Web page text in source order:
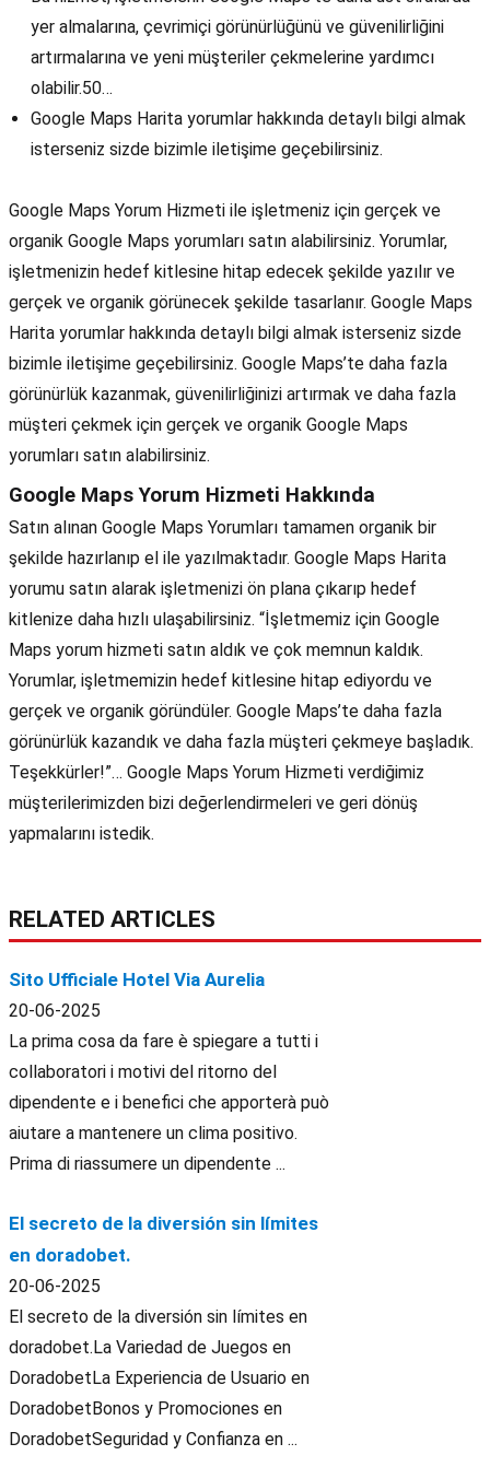
yer almalarına, çevrimiçi görünürlüğünü ve güvenilirliğini
artırmalarına ve yeni müşteriler çekmelerine yardımcı
olabilir.50…
Google Maps Harita yorumlar hakkında detaylı bilgi almak
isterseniz sizde bizimle iletişime geçebilirsiniz.
Google Maps Yorum Hizmeti ile işletmeniz için gerçek ve
organik Google Maps yorumları satın alabilirsiniz. Yorumlar,
işletmenizin hedef kitlesine hitap edecek şekilde yazılır ve
gerçek ve organik görünecek şekilde tasarlanır. Google Maps
Harita yorumlar hakkında detaylı bilgi almak isterseniz sizde
bizimle iletişime geçebilirsiniz. Google Maps’te daha fazla
görünürlük kazanmak, güvenilirliğinizi artırmak ve daha fazla
müşteri çekmek için gerçek ve organik Google Maps
yorumları satın alabilirsiniz.
Google Maps Yorum Hizmeti Hakkında
Satın alınan Google Maps Yorumları tamamen organik bir
şekilde hazırlanıp el ile yazılmaktadır. Google Maps Harita
yorumu satın alarak işletmenizi ön plana çıkarıp hedef
kitlenize daha hızlı ulaşabilirsiniz. “İşletmemiz için Google
Maps yorum hizmeti satın aldık ve çok memnun kaldık.
Yorumlar, işletmemizin hedef kitlesine hitap ediyordu ve
gerçek ve organik göründüler. Google Maps’te daha fazla
görünürlük kazandık ve daha fazla müşteri çekmeye başladık.
Teşekkürler!”… Google Maps Yorum Hizmeti verdiğimiz
müşterilerimizden bizi değerlendirmeleri ve geri dönüş
yapmalarını istedik.
RELATED ARTICLES
Sito Ufficiale Hotel Via Aurelia
20-06-2025
La prima cosa da fare è spiegare a tutti i
collaboratori i motivi del ritorno del
dipendente e i benefici che apporterà può
aiutare a mantenere un clima positivo.
Prima di riassumere un dipendente ...
El secreto de la diversión sin límites
en doradobet.
20-06-2025
El secreto de la diversión sin límites en
doradobet.La Variedad de Juegos en
DoradobetLa Experiencia de Usuario en
DoradobetBonos y Promociones en
DoradobetSeguridad y Confianza en ...